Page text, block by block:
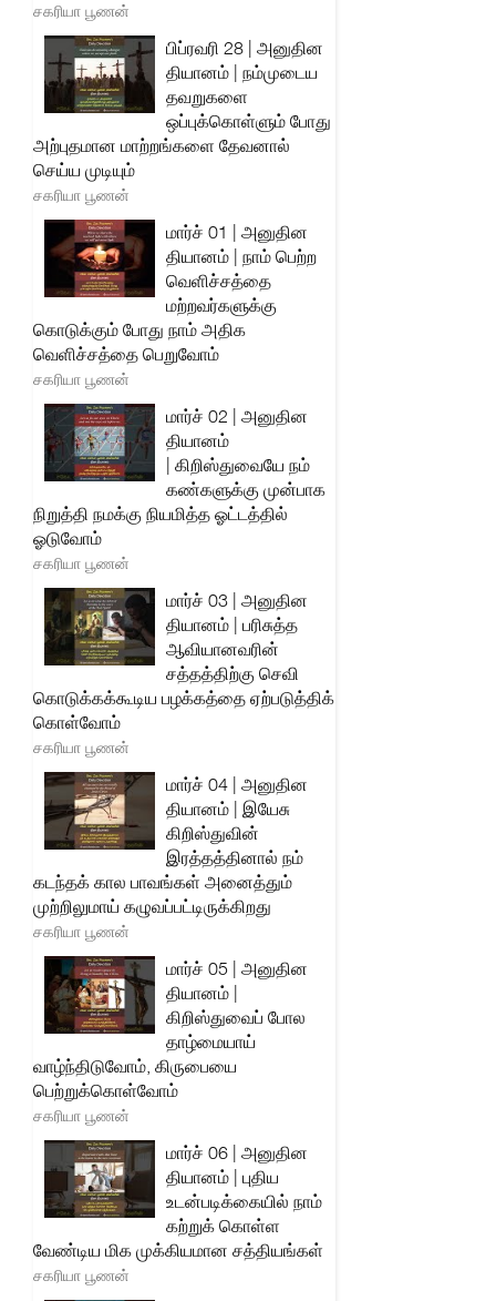
சகரியா பூணன்
பிப்ரவரி 28 | அனுதின
தியானம் | நம்முடைய
தவறுகளை
ஒப்புக்கொள்ளும் போது
அற்புதமான மாற்றங்களை தேவனால்
செய்ய முடியும்
சகரியா பூணன்
மார்ச் 01 | அனுதின
தியானம் | நாம் பெற்ற
வெளிச்சத்தை
மற்றவர்களுக்கு
கொடுக்கும் போது நாம் அதிக
வெளிச்சத்தை பெறுவோம்
சகரியா பூணன்
மார்ச் 02 | அனுதின
தியானம்
| கிறிஸ்துவையே நம்
கண்களுக்கு முன்பாக
நிறுத்தி நமக்கு நியமித்த ஓட்டத்தில்
ஓடுவோம்
சகரியா பூணன்
மார்ச் 03 | அனுதின
தியானம் | பரிசுத்த
ஆவியானவரின்
சத்தத்திற்கு செவி
கொடுக்கக்கூடிய பழக்கத்தை ஏற்படுத்திக்
கொள்வோம்
சகரியா பூணன்
மார்ச் 04 | அனுதின
தியானம் | இயேசு
கிறிஸ்துவின்
இரத்தத்தினால் நம்
கடந்தக் கால பாவங்கள் அனைத்தும்
முற்றிலுமாய் கழுவப்பட்டிருக்கிறது
சகரியா பூணன்
மார்ச் 05 | அனுதின
தியானம் |
கிறிஸ்துவைப் போல
தாழ்மையாய்
வாழ்ந்திடுவோம், கிருபையை
பெற்றுக்கொள்வோம்
சகரியா பூணன்
மார்ச் 06 | அனுதின
தியானம் | புதிய
உடன்படிக்கையில் நாம்
கற்றுக் கொள்ள
வேண்டிய மிக முக்கியமான சத்தியங்கள்
சகரியா பூணன்